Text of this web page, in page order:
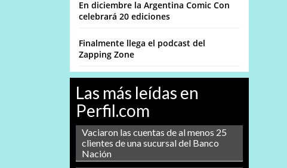
En diciembre la Argentina Comic Con
celebrará 20 ediciones
Finalmente llega el podcast del
Zapping Zone
Las más leídas en
Perfil.com
Vaciaron las cuentas de al menos 25
clientes de una sucursal del Banco
Nación